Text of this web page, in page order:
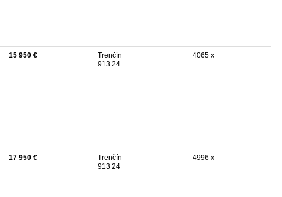
15 950 €
Trenčín
913 24
4065 x
17 950 €
Trenčín
913 24
4996 x